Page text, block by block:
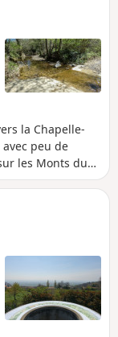
la Chapelle-
peu de
les Monts du
l'autre. Des
à gué de la